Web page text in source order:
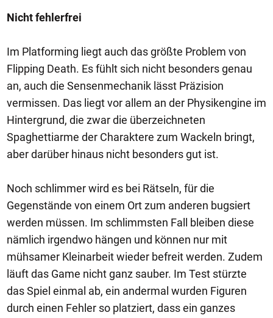
Nicht fehlerfrei
Im Platforming liegt auch das größte Problem von
Flipping Death. Es fühlt sich nicht besonders genau
an, auch die Sensenmechanik lässt Präzision
vermissen. Das liegt vor allem an der Physikengine im
Hintergrund, die zwar die überzeichneten
Spaghettiarme der Charaktere zum Wackeln bringt,
aber darüber hinaus nicht besonders gut ist.
Noch schlimmer wird es bei Rätseln, für die
Gegenstände von einem Ort zum anderen bugsiert
werden müssen. Im schlimmsten Fall bleiben diese
nämlich irgendwo hängen und können nur mit
mühsamer Kleinarbeit wieder befreit werden. Zudem
läuft das Game nicht ganz sauber. Im Test stürzte
das Spiel einmal ab, ein andermal wurden Figuren
durch einen Fehler so platziert, dass ein ganzes